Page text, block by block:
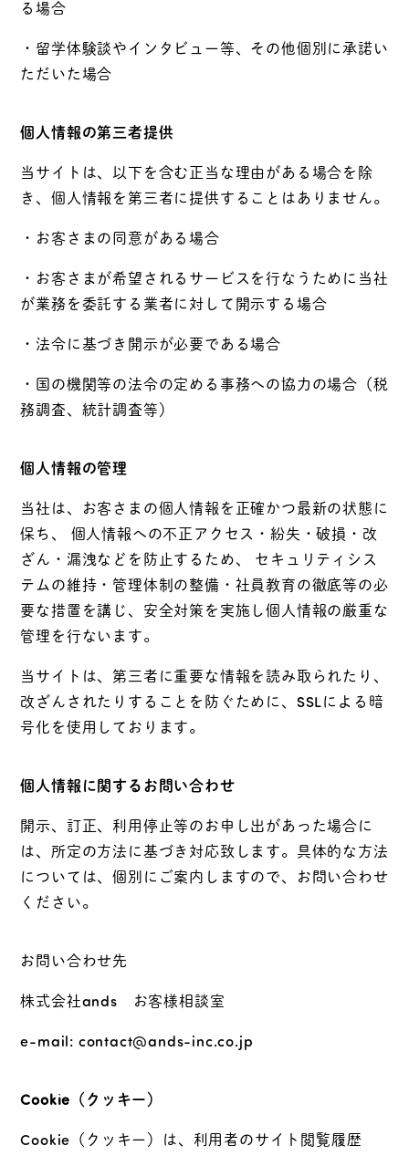
る場合
・留学体験談やインタビュー等、その他個別に承諾い
ただいた場合
個人情報の第三者提供
当サイトは、以下を含む正当な理由がある場合を除
き、個人情報を第三者に提供することはありません。
・お客さまの同意がある場合
・お客さまが希望されるサービスを行なうために当社
が業務を委託する業者に対して開示する場合
・法令に基づき開示が必要である場合
・国の機関等の法令の定める事務への協力の場合（税
務調査、統計調査等）
個人情報の管理
当社は、お客さまの個人情報を正確かつ最新の状態に
保ち、 個人情報への不正アクセス・紛失・破損・改
ざん・漏洩などを防止するため、 セキュリティシス
テムの維持・管理体制の整備・社員教育の徹底等の必
要な措置を講じ、安全対策を実施し個人情報の厳重な
管理を行ないます。
当サイトは、第三者に重要な情報を読み取られたり、
改ざんされたりすることを防ぐために、SSLによる暗
号化を使用しております。
個人情報に関するお問い合わせ
開示、訂正、利用停止等のお申し出があった場合に
は、所定の方法に基づき対応致します。具体的な方法
については、個別にご案内しますので、お問い合わせ
ください。
お問い合わせ先
株式会社ands お客様相談室
e-mail: contact@ands-inc.co.jp
Cookie（クッキー）
Cookie（クッキー）は、利用者のサイト閲覧履歴